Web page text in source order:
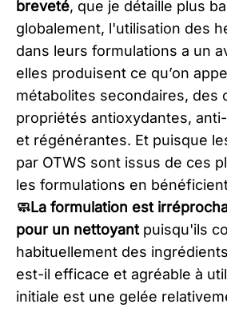
breveté, que je détaille plus
globalement, l'utilisation des
dans leurs formulations a un
elles produisent ce qu’on
métabolites secondaires, des
propriétés antioxydantes,
et régénérantes. Et puisque
par OTWS sont issus de ces
les formulations en
🧼La formulation est
pour un nettoyant puisqu'ils
habituellement des
est-il efficace et agréable à
initiale est une gelée